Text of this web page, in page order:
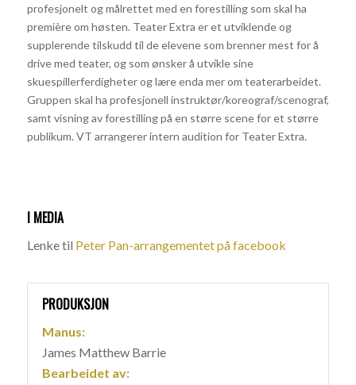
profesjonelt og målrettet med en forestilling som skal ha
première om høsten. Teater Extra er et utviklende og
supplerende tilskudd til de elevene som brenner mest for å
drive med teater, og som ønsker å utvikle sine
skuespillerferdigheter og lære enda mer om teaterarbeidet.
Gruppen skal ha profesjonell instruktør/koreograf/scenograf,
samt visning av forestilling på en større scene for et større
publikum. VT arrangerer intern audition for Teater Extra.
I MEDIA
Lenke til Peter Pan-arrangementet på facebook
PRODUKSJON
Manus:
James Matthew Barrie
Bearbeidet av: